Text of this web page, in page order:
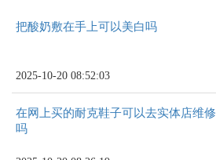
把酸奶敷在手上可以美白吗
2025-10-20 08:52:03
在网上买的耐克鞋子可以去实体店维修
吗